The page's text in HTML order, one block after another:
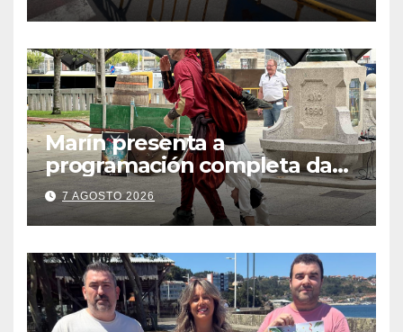
Marín presenta a
programación completa da
Festa Corsaria, que bate
todos os récords de
participación con 100
solicitudes de mesas
7 AGOSTO 2026